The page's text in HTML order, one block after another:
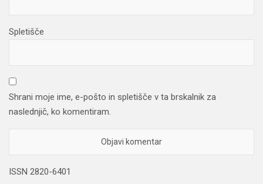
Spletišče
Shrani moje ime, e-pošto in spletišče v ta brskalnik za
naslednjič, ko komentiram.
ISSN 2820-6401